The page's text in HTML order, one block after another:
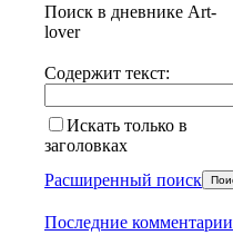
Поиск в дневнике Art-
lover
Содержит текст:
Искать только в
заголовках
Расширенный поиск
Последние комментарии